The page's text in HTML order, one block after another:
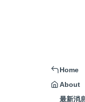
Home
About
最新消